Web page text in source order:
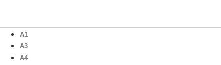
A1
A3
A4